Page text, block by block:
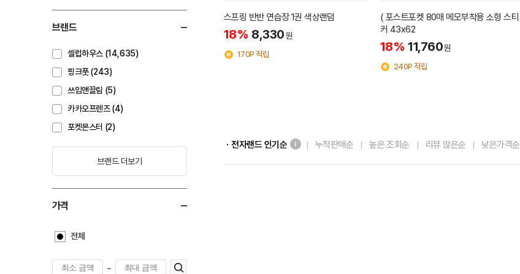
브랜드
셀럽하우스 (14,635)
핑크풋 (243)
쓰임앤끌림 (5)
카카오프렌즈 (4)
포켓몬스터 (2)
브랜드 더보기
가격
전체
~
스프링 반반 연습장 1권 색상랜덤
18% 8,330원
170P 적립
( 포스트포켓 80매 메모부착용 소형 스티
커 43x62
18% 11,760원
240P 적립
ㆍ전자랜드 인기순 누적판매순 높은 조회순 리뷰 많은순 낮은가격순